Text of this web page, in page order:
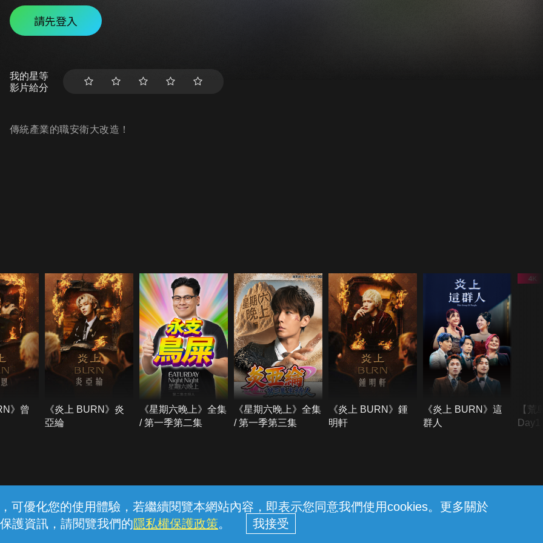
可優化您的使用體驗，若繼續閱覽本網站內容，即表示您同意我們使用cookies。更多關於
護資訊，請閱覽我們的隱私權保護政策。
請先登入
我的星等
影片給分
傳統產業的職安衛大改造！
》曾
《炎上 BURN》炎
亞綸
《星期六晚上》全集
/ 第一季第二集
《星期六晚上》全集
/ 第一季第三集
《炎上 BURN》鍾
明軒
《炎上 BURN》這
群人
【荒
線上客服 服務條款 隱私權保護
中華電信股份有限公司個人家庭分公司 (統一編號：96979949) © 2026